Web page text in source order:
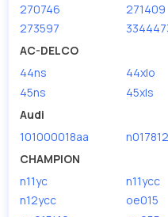
270746
271409
273597
AC-DELCO
44ns
44xlo
45ns
45xls
Audi
101000018aa
CHAMPION
n11yc
n11ycc
n12ycc
oe015